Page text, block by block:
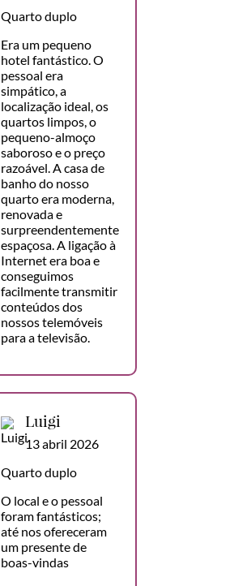
Quarto duplo
Era um pequeno
hotel fantástico. O
pessoal era
simpático, a
localização ideal, os
quartos limpos, o
pequeno-almoço
saboroso e o preço
razoável. A casa de
banho do nosso
quarto era moderna,
renovada e
surpreendentemente
espaçosa. A ligação à
Internet era boa e
conseguimos
facilmente transmitir
conteúdos dos
nossos telemóveis
para a televisão.
Luigi
13 abril 2026
Quarto duplo
O local e o pessoal
foram fantásticos;
até nos ofereceram
um presente de
boas-vindas